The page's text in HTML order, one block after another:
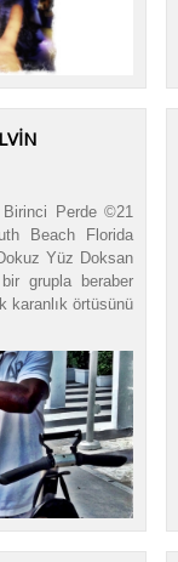
Perde ©21
Beach Florida
Yüz Doksan
grupla beraber
karanlık örtüsünü